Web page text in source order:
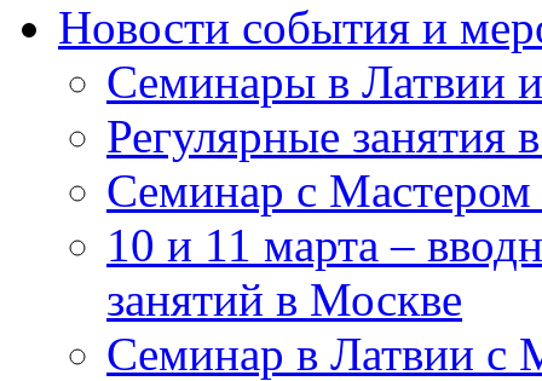
Новости события и
Семинары в Латвии
Регулярные занятия
Семинар с Мастером
10 и 11 марта –
занятий в Москве
Семинар в Латвии